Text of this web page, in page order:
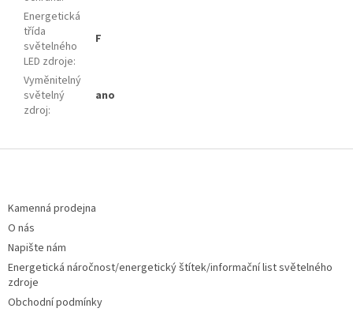
Energetická
třída
světelného
LED zdroje:
F
Vyměnitelný
světelný
zdroj:
ano
Kamenná prodejna
O nás
Napište nám
Energetická náročnost/energetický štítek/informační list světelného
zdroje
Obchodní podmínky